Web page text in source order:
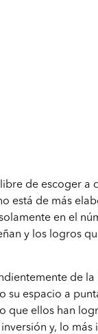
de escoger a
está de más
en el
y los logros
de
su espacio a
que ellos han
y, lo